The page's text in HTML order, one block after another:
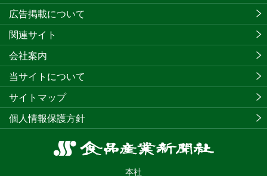
食
本社
広告掲載について
関連サイト
会社案内
当サイトについて
サイトマップ
個人情報保護方針